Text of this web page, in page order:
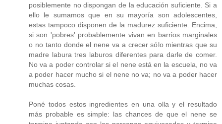
posiblemente no dispongan de la educación suficiente. Si a
ello le sumamos que en su mayoría son adolescentes,
estas tampoco disponen de la madurez suficiente. Encima,
si son 'pobres' probablemente vivan en barrios marginales
o no tanto donde el nene va a crecer sólo mientras que su
madre labura tres laburos diferentes para darle de comer.
No va a poder controlar si el nene está en la escuela, no va
a poder hacer mucho si el nene no va; no va a poder hacer
muchas cosas.
Poné todos estos ingredientes en una olla y el resultado
más probable es simple: las chances de que el nene se